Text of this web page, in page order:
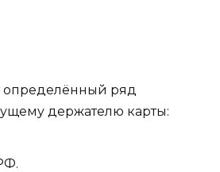
определённый ряд
держателю карты: